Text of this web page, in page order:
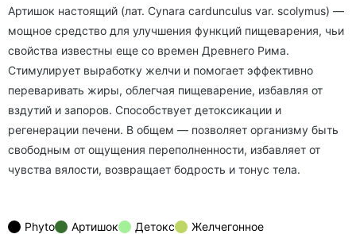
Артишок настоящий (лат. Cynara cardunculus var. scolymus) —
мощное средство для улучшения функций пищеварения, чьи
свойства известны еще со времен Древнего Рима.
Стимулирует выработку желчи и помогает эффективно
переваривать жиры, облегчая пищеварение, избавляя от
вздутий и запоров. Способствует детоксикации и
регенерации печени. В общем — позволяет организму быть
свободным от ощущения переполненности, избавляет от
чувства вялости, возвращает бодрость и тонус тела.
Phyto Артишок Детокс
Желчегонное